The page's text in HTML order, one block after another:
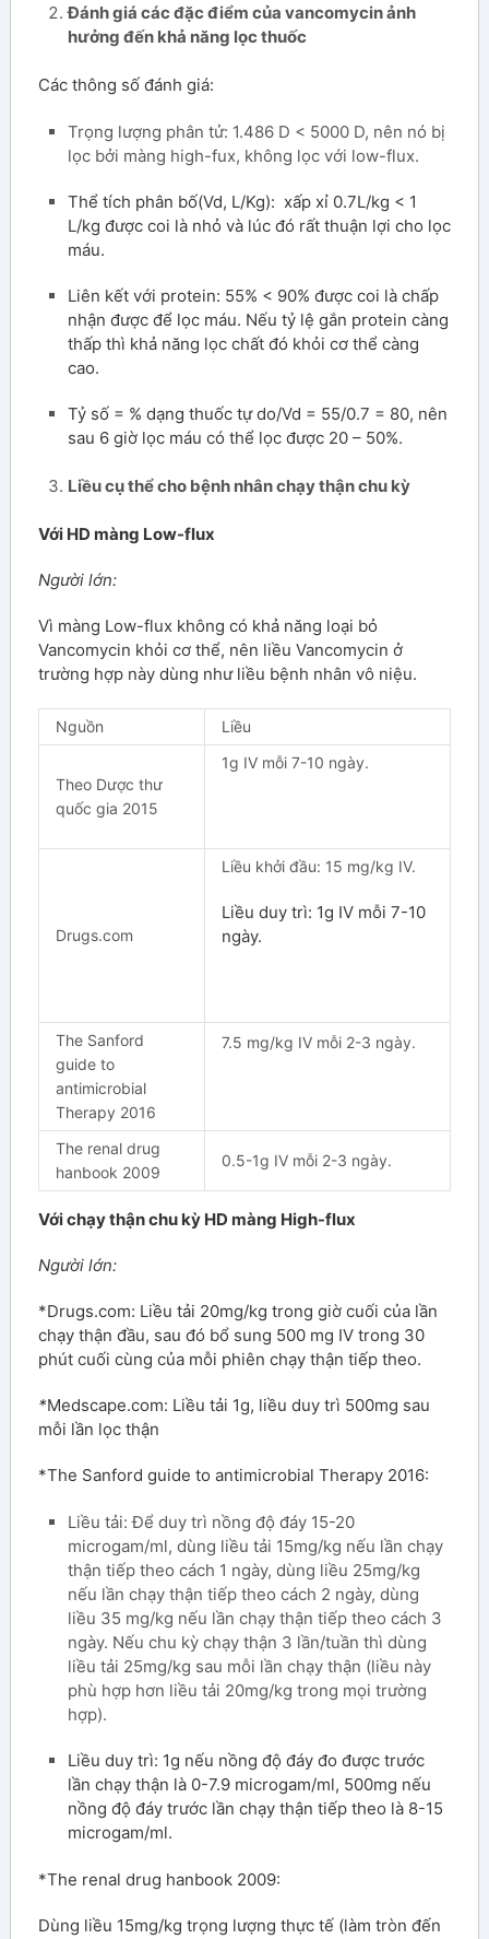
Đánh giá các đặc điểm của vancomycin ảnh
hưởng đến khả năng lọc thuốc
Các thông số đánh giá:
Trọng lượng phân tử: 1.486 D < 5000 D, nên nó bị
lọc bởi màng high-fux, không lọc với low-flux.
Thể tích phân bố(Vd, L/Kg): xấp xỉ 0.7L/kg < 1
L/kg được coi là nhỏ và lúc đó rất thuận lợi cho lọc
máu.
Liên kết với protein: 55% < 90% được coi là chấp
nhận được để lọc máu. Nếu tỷ lệ gắn protein càng
thấp thì khả năng lọc chất đó khỏi cơ thể càng
cao.
Tỷ số = % dạng thuốc tự do/Vd = 55/0.7 = 80, nên
sau 6 giờ lọc máu có thể lọc được 20 – 50%.
Liều cụ thể cho bệnh nhân chạy thận chu kỳ
Với HD màng Low-flux
Người lớn:
Vì màng Low-flux không có khả năng loại bỏ
Vancomycin khỏi cơ thể, nên liều Vancomycin ở
trường hợp này dùng như liều bệnh nhân vô niệu.
Nguồn Liều
Theo Dược thư
quốc gia 2015
1g IV mỗi 7-10 ngày.
Drugs.com
Liều khởi đầu: 15 mg/kg IV.
Liều duy trì: 1g IV mỗi 7-10
ngày.
The Sanford
guide to
antimicrobial
Therapy 2016
7.5 mg/kg IV mỗi 2-3 ngày.
The renal drug
hanbook 2009
0.5-1g IV mỗi 2-3 ngày.
Với chạy thận chu kỳ HD màng High-flux
Người lớn:
*Drugs.com: Liều tải 20mg/kg trong giờ cuối của lần
chạy thận đầu, sau đó bổ sung 500 mg IV trong 30
phút cuối cùng của mỗi phiên chạy thận tiếp theo.
*Medscape.com: Liều tải 1g, liều duy trì 500mg sau
mỗi lần lọc thận
*The Sanford guide to antimicrobial Therapy 2016:
Liều tải: Để duy trì nồng độ đáy 15-20
microgam/ml, dùng liều tải 15mg/kg nếu lần chạy
thận tiếp theo cách 1 ngày, dùng liều 25mg/kg
nếu lần chạy thận tiếp theo cách 2 ngày, dùng
liều 35 mg/kg nếu lần chạy thận tiếp theo cách 3
ngày. Nếu chu kỳ chạy thận 3 lần/tuần thì dùng
liều tải 25mg/kg sau mỗi lần chạy thận (liều này
phù hợp hơn liều tải 20mg/kg trong mọi trường
hợp).
Liều duy trì: 1g nếu nồng độ đáy đo được trước
lần chạy thận là 0-7.9 microgam/ml, 500mg nếu
nồng độ đáy trước lần chạy thận tiếp theo là 8-15
microgam/ml.
*The renal drug hanbook 2009:
Dùng liều 15mg/kg trọng lượng thực tế (làm tròn đến